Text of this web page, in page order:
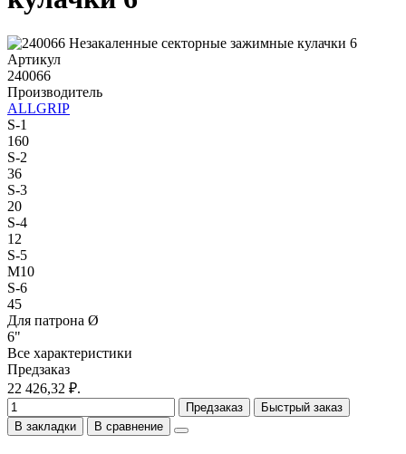
Артикул
240066
Производитель
ALLGRIP
S-1
160
S-2
36
S-3
20
S-4
12
S-5
M10
S-6
45
Для патрона Ø
6"
Все характеристики
Предзаказ
22 426,32 ₽.
Предзаказ
Быстрый заказ
В закладки
В сравнение